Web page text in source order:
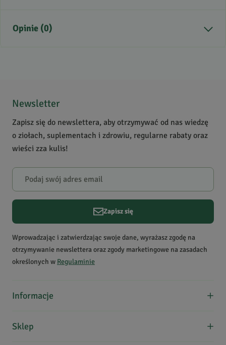
Opinie (0)
Bądź pierwszą osobą, która podzieli się opinią o tym
Powiadomienie
W naszej witrynie opinie mogą dodawać tylko osoby,
Newsletter
Zapisz się do newslettera, aby otrzymywać od nas wiedzę
o ziołach, suplementach i zdrowiu, regularne rabaty oraz
wieści zza kulis!
Zapisz się
Wprowadzając i zatwierdzając swoje dane, wyrażasz zgodę na
otrzymywanie newslettera oraz zgody marketingowe na zasadach
określonych w Regulaminie
Informacje
O nas
Formy płatności
Sklep